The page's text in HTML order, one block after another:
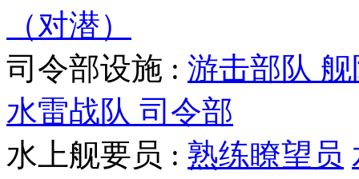
（对潜）
司令部设施 : 游击部队
水雷战队 司令部
水上舰要员 : 熟练瞭望员